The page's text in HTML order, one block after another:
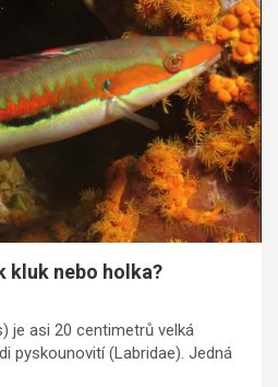
kluk nebo holka?
je asi 20 centimetrů velká
pyskounovití (Labridae). Jedná